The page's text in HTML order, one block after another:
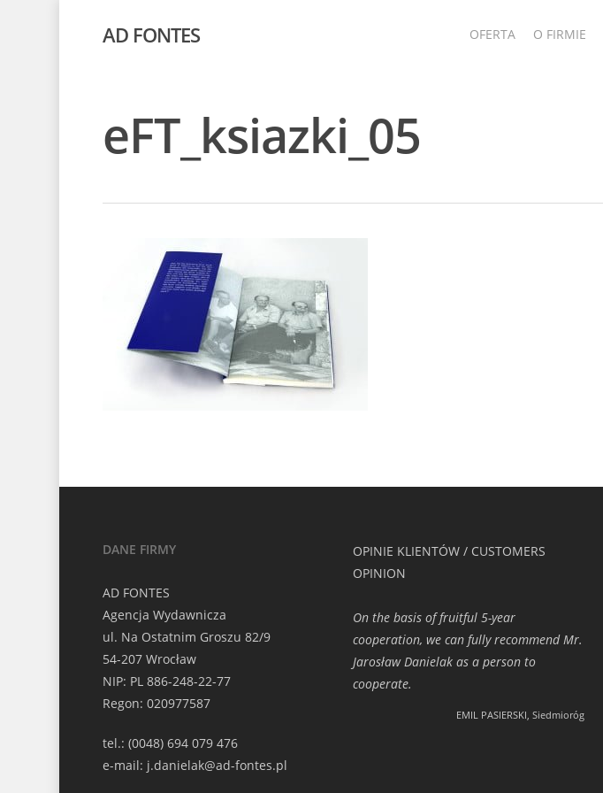
AD FONTES OFERTA O FIRMIE
eFT_ksiazki_05
DANE FIRMY
AD FONTES
Agencja Wydawnicza
ul. Na Ostatnim Groszu 82/9
54-207 Wrocław
NIP: PL 886-248-22-77
Regon: 020977587
tel.: (0048) 694 079 476
e-mail: j.danielak@ad-fontes.pl
OPINIE KLIENTÓW / CUSTOMERS
OPINION
On the basis of fruitful 5-year
cooperation, we can fully recommend Mr.
Jarosław Danielak as a person to
cooperate.
EMIL PASIERSKI, Siedmioróg